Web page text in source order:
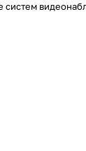
систем